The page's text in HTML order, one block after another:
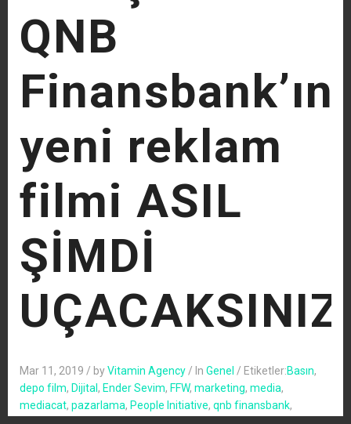
QNB
Finansbank’ın
yeni reklam
filmi ASIL
ŞİMDİ
Mar 11, 2019 / byVitamin Agency / In Genel / Etiketler:Basın,
depo film, Dijital , Ender Sevim, FFW, marketing, media,
mediacat, pazarlama, People Initiative, qnb finansbank,